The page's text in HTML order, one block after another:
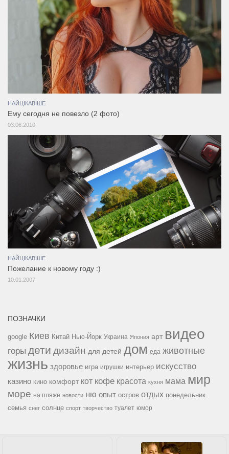
НАЙЦІКАВІШЕ
Ему сегодня не повезло (2 фото)
03.06.2010
НАЙЦІКАВІШЕ
Пожелание к новому году :)
10.01.2007
ПОЗНАЧКИ
google Киев Китай Нью-Йорк Украина Япония арт видео
горы дети дизайн для детей дом еда животные
жизнь здоровье игра игрушки интерьер искусство
казино кино комфорт кот кофе красота кухня мама мир
море на пляже новости ню опыт остров отдых понедельник
семья снег солнце спорт творчество туалет юмор